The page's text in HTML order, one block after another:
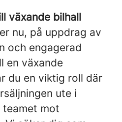
växande bilhall
nu, på uppdrag av
och engagerad
en växande
du en viktig roll där
ute i
teamet mot